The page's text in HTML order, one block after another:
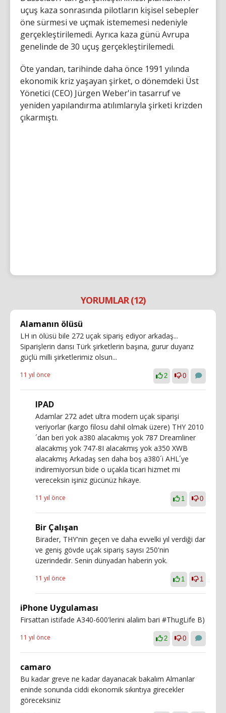
uçuş kaza sonrasında pilotların kişisel sebepler
öne sürmesi ve uçmak istememesi nedeniyle
gerçekleştirilemedi. Ayrıca kaza günü Avrupa
genelinde de 30 uçuş gerçekleştirilemedi.
Öte yandan, tarihinde daha önce 1991 yılında
ekonomik kriz yaşayan şirket, o dönemdeki Üst
Yönetici (CEO) Jürgen Weber'in tasarruf ve
yeniden yapılandırma atılımlarıyla şirketi krizden
çıkarmıştı.
YORUMLAR (12)
Alamanın ölüsü
LH ın ölüsü bile 272 uçak sipariş ediyor arkadaş...
Siparişlerin darısı Türk şirketlerin başına, gurur duyarız
güçlü milli şirketlerimiz olsun...
11 yıl önce 2 0
IPAD
Adamlar 272 adet ultra modern uçak siparişi
veriyorlar (kargo filosu dahil olmak üzere) THY 2010
´dan beri yok a380 alacakmış yok 787 Dreamliner
alacakmış yok 747-8I alacakmış yok a350 XWB
alacakmış Arkadaş sen daha boş a380´i AHL´ye
indiremiyorsun bide o uçakla ticari hizmet mi
vereceksin işiniz gücünüz hikaye.
11 yıl önce 1 0
Bir Çalışan
Birader, THY'nin geçen ve daha evvelki yıl verdiği dar
ve geniş gövde uçak sipariş sayısı 250'nin
üzerindedir. Senin dünyadan haberin yok.
11 yıl önce 1 1
iPhone Uygulaması
Firsattan istifade A340-600'lerini alalim bari #ThugLife B)
11 yıl önce 2 0
camaro
Bu kadar greve ne kadar dayanacak bakalım Almanlar
eninde sonunda ciddi ekonomik sıkıntıya girecekler
göreceksiniz